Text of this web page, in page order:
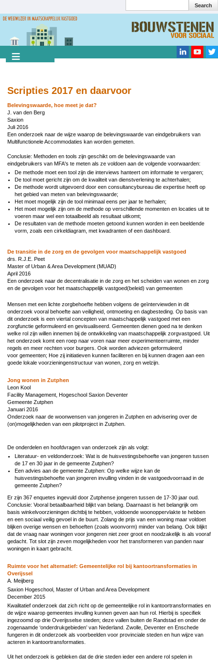
naar
gaan
Search
Scripties 2017 en daarvoor
Belevingswaarde, hoe meet je dat?
J. van den Berg
Saxion
Juli 2016
Een onderzoek naar de wijze waarop de belevingswaarde van eindgebruikers van
Multifunctionele Accommodaties kan worden gemeten.
Conclusie: Methoden en tools zijn geschikt om de belevingswaarde van
eindgebruikers van MFA's te meten als ze voldoen aan de volgende voorwaarden:
De methode moet een tool zijn die interviews hanteert om informatie te vergaren;
De tool moet gericht zijn om de kwaliteit van dienstverlening te achterhalen;
De methode wordt uitgevoerd door een consultancybureau die expertise heeft op
het gebied van meten van belevingswaarde;
Het moet mogelijk zijn de tool minimaal eens per jaar te herhalen;
Het moet mogelijk zijn om de methode op verschillende momenten en locaties uit te
voeren maar wel een totaalbeeld als resultaat uitkomt;
De resultaten van de methode moeten getoond kunnen worden in een beeldende
vorm, zoals een cirkeldiagram, met kwadranten of een dashboard.
De transitie in de zorg en de gevolgen voor maatschappelijk vastgoed
drs. R.J.E. Peet
Master of Urban & Area Development (MUAD)
April 2016
Een onderzoek naar de decentralisatie in de zorg en het scheiden van wonen en zorg
en de gevolgen voor het maatschappelijk vastgoed(beleid) van gemeenten
Mensen met een lichte zorgbehoefte hebben volgens de geïnterviewden in dit
onderzoek vooral behoefte aan veiligheid, ontmoeting en dagbesteding. Op basis van
dit onderzoek is een viertal concepten van maatschappelijk vastgoed met een
zorgfunctie geformuleerd en gevisualiseerd. Gemeenten dienen goed na te denken
welke rol zijn willen innemen bij de ontwikkeling van maatschappelijk zorgvastgoed. Uit
het onderzoek komt een roep naar voren naar meer experimenteerruimte, minder
regels en meer rechten voor burgers. Ook worden adviezen geformuleerd
voor gemeenten; Hoe zij initiatieven kunnen faciliteren en bij kunnen dragen aan een
goede lokale voorzieningenstructuur van wonen, zorg en welzijn.
Jong wonen in Zutphen
Leon Kool
Facility Management, Hogeschool Saxion Deventer
Gemeente Zutphen
Januari 2016
Onderzoek naar de woonwensen van jongeren in Zutphen en advisering over de
(on)mogelijkheden van een pilotproject in Zutphen.
De onderdelen en hoofdvragen van onderzoek zijn als volgt:
Literatuur- en veldonderzoek: Wat is de huisvestingsbehoefte van jongeren tussen
de 17 en 30 jaar in de gemeente Zutphen?
Een advies aan de gemeente Zutphen: Op welke wijze kan de
huisvestingsbehoefte van jongeren invulling vinden in de vastgoedvoorraad in de
gemeente Zutphen?
Er zijn 367 enquetes ingevuld door Zutphense jongeren tussen de 17-30 jaar oud.
Conclusie: Vooral betaalbaarheid blijkt van belang. Daarnaast is het belangrijk om
basis winkelvoorzieningen dichtbij te hebben, voldoende woonoppervlakte te hebben
en een sociaal veilig gevoel in de buurt. Zolang de prijs van een woning maar voldoet
blijken overige wensen en behoeften (zoals woonvorm) minder van belang. Ook blijkt
dat de vraag naar woningen voor jongeren niet zeer groot en noodzakelijk is als vooraf
gedacht. Tot slot zijn zeven mogelijkheden voor het transformeren van panden naar
woningen in kaart gebracht.
Ruimte voor het alternatief: Gemeentelijke rol bij kantoortransformaties in
Overijssel
A. Meijberg
Saxion Hogeschool, Master of Urban and Area Development
December 2015
Kwalitatief onderzoek dat zich richt op de gemeentelijke rol in kantoortransformaties en
de wijze waarop gemeentes invulling kunnen geven aan hun rol. Hierbij is specifiek
ingezoomd op drie Overijsselse steden; deze vallen buiten de Randstad en onder de
zogenaamde ‘onderdrukgebieden’ van Nederland. Zwolle, Deventer en Enschede
fungeren in dit onderzoek als voorbeelden voor provinciale steden en hun wijze van
acteren in kantoortransformaties.
Uit het onderzoek is gebleken dat de drie steden ieder een andere rol spelen in